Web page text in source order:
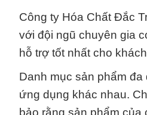
Công ty Hóa Chất Đắc
với đội ngũ chuyên gia
hỗ trợ tốt nhất cho
Danh mục sản phẩm
ứng dụng khác nhau.
bảo rằng sản phẩm